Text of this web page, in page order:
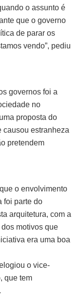
o assunto é
que o governo
de parar os
vendo”, pediu
governos foi a
no
proposta do
causou estranheza
pretendem
o envolvimento
foi parte do
arquitetura, com a
motivos que
era uma boa
o vice-
que tem